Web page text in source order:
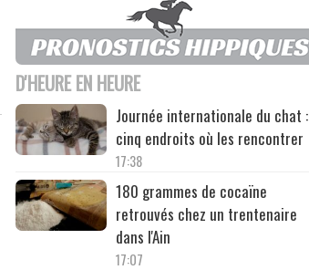
D'HEURE EN HEURE
Journée internationale du chat :
cinq endroits où les rencontrer
17:38
180 grammes de cocaïne
retrouvés chez un trentenaire
dans l'Ain
17:07